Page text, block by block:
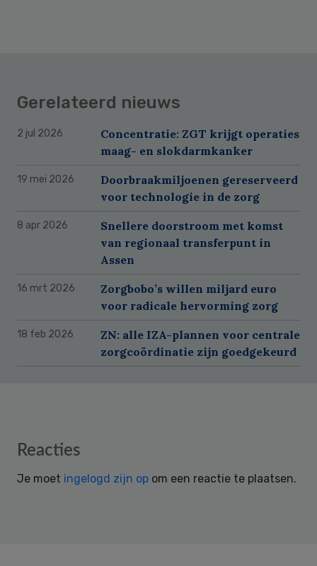
Gerelateerd nieuws
2 jul 2026
Concentratie: ZGT krijgt operaties
maag- en slokdarmkanker
19 mei 2026
Doorbraakmiljoenen gereserveerd
voor technologie in de zorg
8 apr 2026
Snellere doorstroom met komst
van regionaal transferpunt in
Assen
16 mrt 2026
Zorgbobo’s willen miljard euro
voor radicale hervorming zorg
18 feb 2026
ZN: alle IZA-plannen voor centrale
zorgcoördinatie zijn goedgekeurd
Reader
Reacties
Je moet ingelogd zijn op om een reactie te plaatsen.